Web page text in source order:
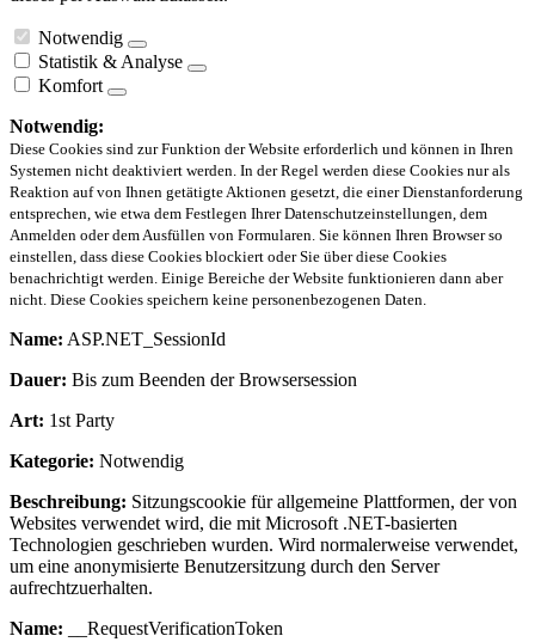
Notwendig
Statistik & Analyse
Komfort
Notwendig:
Diese Cookies sind zur Funktion der Website erforderlich und können in Ihren
Systemen nicht deaktiviert werden. In der Regel werden diese Cookies nur als
Reaktion auf von Ihnen getätigte Aktionen gesetzt, die einer Dienstanforderung
entsprechen, wie etwa dem Festlegen Ihrer Datenschutzeinstellungen, dem
Anmelden oder dem Ausfüllen von Formularen. Sie können Ihren Browser so
einstellen, dass diese Cookies blockiert oder Sie über diese Cookies
benachrichtigt werden. Einige Bereiche der Website funktionieren dann aber
nicht. Diese Cookies speichern keine personenbezogenen Daten.
Name: ASP.NET_SessionId
Dauer: Bis zum Beenden der Browsersession
Art: 1st Party
Kategorie: Notwendig
Beschreibung: Sitzungscookie für allgemeine Plattformen, der von
Websites verwendet wird, die mit Microsoft .NET-basierten
Technologien geschrieben wurden. Wird normalerweise verwendet,
um eine anonymisierte Benutzersitzung durch den Server
aufrechtzuerhalten.
Name: __RequestVerificationToken